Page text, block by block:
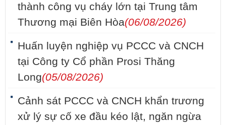
thành công vụ cháy lớn tại Trung tâm
Thương mại Biên Hòa(06/08/2026)
Huấn luyện nghiệp vụ PCCC và CNCH
tại Công ty Cổ phần Prosi Thăng
Long(05/08/2026)
Cảnh sát PCCC và CNCH khẩn trương
xử lý sự cố xe đầu kéo lật, ngăn ngừa